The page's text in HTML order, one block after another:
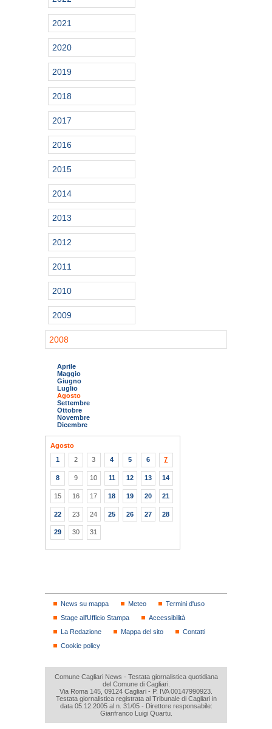
2021
2020
2019
2018
2017
2016
2015
2014
2013
2012
2011
2010
2009
2008
Aprile
Maggio
Giugno
Luglio
Agosto
Settembre
Ottobre
Novembre
Dicembre
Agosto
1
2 3 4 5 6 7
8 9 10 11 12 13 14
15 16 17 18 19 20 21
22 23 24 25 26 27 28
29 30 31
News su mappa Meteo
Termini d'uso
Stage all'Ufficio Stampa
Accessibilità
La Redazione
Mappa del sito
Contatti
Cookie policy
Comune Cagliari News - Testata giornalistica quotidiana
del Comune di Cagliari.
Via Roma 145, 09124 Cagliari - P. IVA 00147990923.
Testata giornalistica registrata al Tribunale di Cagliari in
data 05.12.2005 al n. 31/05 - Direttore responsabile:
Gianfranco Luigi Quartu.